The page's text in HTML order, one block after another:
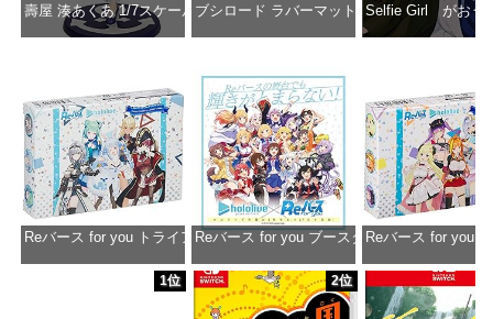
壽屋 湊あくあ 1/7スケール PVC製 塗装済み完成品フィギュア PP942
ブシロード ラバーマットコレクション
Selfie Girl がおう
Reバース for you トライアルデッキ ホロライブプロダクション ver.ホロ
価格：¥1,650
Reバース for you ブースターパック ホロライ
価格：¥2,980
Reバース for you
価格：
1位 2位